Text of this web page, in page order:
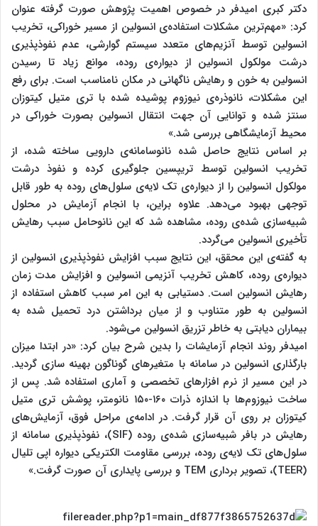
دکتر کبری امیدفر در خصوص اهمیت پژوهش صورت گرفته عنوان
کرد: «مهم‌ترین مشکلات استفاده‌ی انسولین از مسیر خوراکی، تخریب
انسولین توسط آنزیم‌های متعدد سیستم گوارشی، عدم نفوذپذیری
درشت مولکول انسولین از دیواره‌ی روده، موانع زیاد تا رسیدن
انسولین به خون و رهایش ناگهانی در مکان نامناسب است. برای رفع
این مشکلات، نانوذره‌ی نیوزوم پوشیده شده با تری متیل کیتوزان
سنتز شده و توانایی آن جهت انتقال انسولین بصورت خوراکی در
محیط آزمایشگاهی بررسی شد.»
بر اساس نتایج حاصل شده نانوسامانه‌ی دارویی ساخته شده، از
تخریب انسولین توسط تریپسین جلوگیری کرده و نفوذ درشت
مولکول انسولین را از دیواره‌ی تک لایه‌ی سلول‌های روده به طور قابل
توجهی بهبود می‌دهد. علاوه براین، با انجام آزمایش در محلول
شبیه‌سازی شده‌ی روده، مشاهده شد که این نانوحامل سبب رهایش
تأخیری انسولین می‌گردد.
به گفته‌ی این محقق، این نتایج سبب افزایش نفوذپذیری انسولین از
دیواره‌ی روده، کاهش تخریب آنزیمی انسولین و افزایش مدت زمان
رهایش انسولین است. دستیابی به این امر سبب کاهش استفاده از
انسولین به طور متناوب و از میان برداشتن درد تحمیل شده به
بیماران دیابتی به خاطر تزریق انسولین می‌شود.
امیدفر روند انجام آزمایشات را بدین شرح بیان کرد: «در ابتدا میزان
بارگذاری انسولین در سامانه با متغیرهای گوناگون بهینه سازی گردید.
در این مسیر از نرم افزارهای تخصصی و آماری استفاده شد. پس از
ساخت نیوزوم‌ها با اندازه ذرات ۱۶۰-۱۵۰ نانومتر، پوشش تری متیل
کیتوزان بر روی آن قرار گرفت. در ادامه‌ی مراحل فوق، آزمایش‌های
رهایش در بافر شبیه‌سازی شده‌ی روده (SIF)، نفوذپذیری سامانه از
سلول‌های تک لایه‌ی روده، بررسی مقاومت الکتریکی دیواره اپی تلیال
(TEER)، تصویر برداری TEM و بررسی پایداری آن صورت گرفت.»